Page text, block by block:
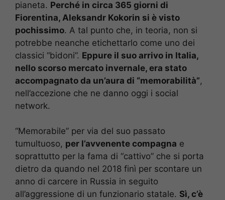
pianeta. Perché in circa 365 giorni di
Fiorentina, Aleksandr Kokorin si è visto
pochissimo. A tal punto che, in teoria, non si
potrebbe neanche etichettarlo come uno dei
classici “bidoni”. Eppure il suo arrivo in Italia,
nello scorso mercato invernale, era stato
accompagnato da un’aura di “memorabilità”,
nell’accezione che ne danno oggi i social
network.
“Memorabile” per via del suo passato
tumultuoso, per l’avvenente compagna e
soprattutto per la fama di “cattivo” che si porta
dietro da quando nel 2018 finì per scontare un
anno di carcere in Russia in seguito
all’aggressione di un funzionario statale. Sì, c’è